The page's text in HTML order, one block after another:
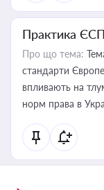
Практика
Про що тема:
стандарти
впливають на
норм права в